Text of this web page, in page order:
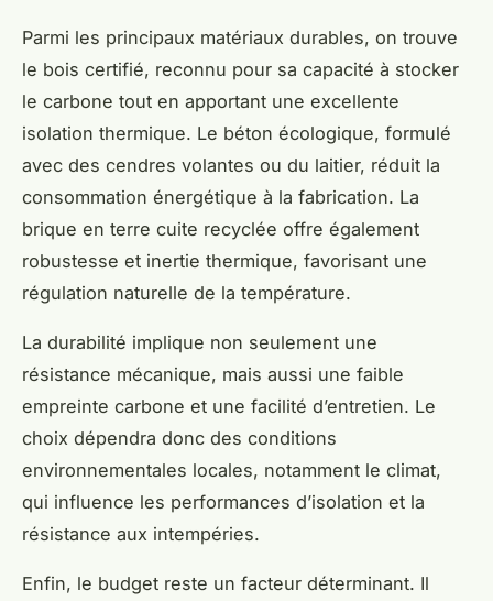
Parmi les principaux matériaux durables, on trouve
le bois certifié, reconnu pour sa capacité à stocker
le carbone tout en apportant une excellente
isolation thermique. Le béton écologique, formulé
avec des cendres volantes ou du laitier, réduit la
consommation énergétique à la fabrication. La
brique en terre cuite recyclée offre également
robustesse et inertie thermique, favorisant une
régulation naturelle de la température.
La durabilité implique non seulement une
résistance mécanique, mais aussi une faible
empreinte carbone et une facilité d’entretien. Le
choix dépendra donc des conditions
environnementales locales, notamment le climat,
qui influence les performances d’isolation et la
résistance aux intempéries.
Enfin, le budget reste un facteur déterminant. Il